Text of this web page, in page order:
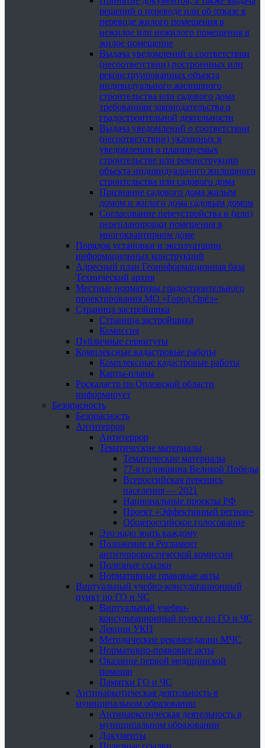
решений о переводе или об отказе в
переводе жилого помещения в
нежилое или нежилого помещения в
жилое помещение
Выдача уведомлений о соответствии
(несоответствии) построенных или
реконструированных объекта
индивидуального жилищного
строительства или садового дома
требованиям законодательства о
градостроительной деятельности
Выдача уведомлений о соответствии
(несоответствии) указанных в
уведомлении о планируемых
строительстве или реконструкции
объекта индивидуального жилищного
строительства или садового дома
Признание садового дома жилым
домом и жилого дома садовым домом
Согласование переустройства и (или)
перепланировки помещения в
многоквартирном доме
Порядок установки и эксплуатации
информационных конструкций
Адресный план Геоинформационная база
Технический архив
Местные нормативы градостроительного
проектирования МО «Город Орёл»
Страница застройщика
Страница застройщика
Комиссия
Публичные сервитуты
Комплексные кадастровые работы
Комплексные кадастровые работы
Карты-планы
Роскадастр по Орловской области
информирует
Безопасность
Безопасность
Антитеррор
Антитеррор
Тематические материалы
Тематические материалы
77-я годовщина Великой Победы
Всероссийская перепись
населения — 2021
Национальные проекты РФ
Проект «Эффективный регион»
Общероссийское голосование
Это надо знать каждому
Положение и Регламент
антитеррористической комиссии
Полезные ссылки
Нормативные правовые акты
Виртуальный учебно-консультационный
пункт по ГО и ЧС
Виртуальный учебно-
консультационный пункт по ГО и ЧС
Лекции УКП
Методические рекомендации МЧС
Нормативно-правовые акты
Оказание первой медицинской
помощи
Памятки ГО и ЧС
Антинаркотическая деятельность в
муниципальном образовании
Антинаркотическая деятельность в
муниципальном образовании
Документы
Полезные ссылки